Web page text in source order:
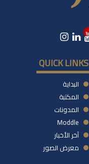
QUICK LINKS
البداية
المكتبة
المدونات
Moddle
آخر الأخبار
معرض الصور